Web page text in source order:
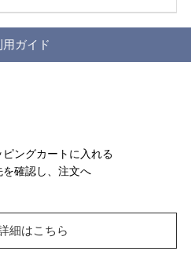
用ガイド
ングカートに入れる
確認し、注文へ
細はこちら